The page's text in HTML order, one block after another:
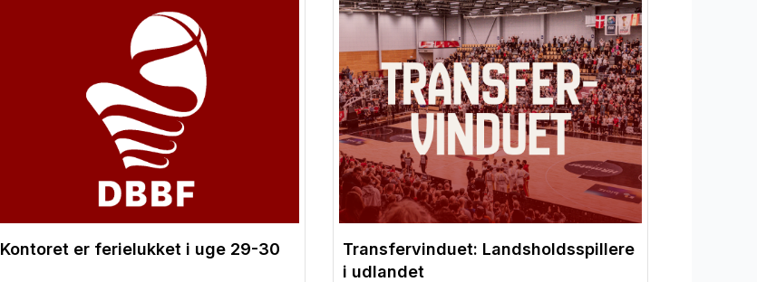
Kontoret er ferielukket i uge 29-30
Transfervinduet: Landsholdsspillere
i udlandet